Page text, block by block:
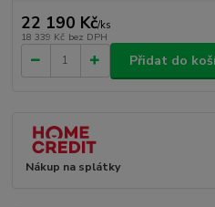
22 190 Kč/ks
18 339 Kč bez DPH
Přidat do
Nákup na splátky